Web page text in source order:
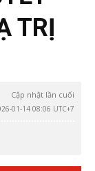
TRỊ
Cập nhật lần cuối
01-14 08:06 UTC+7